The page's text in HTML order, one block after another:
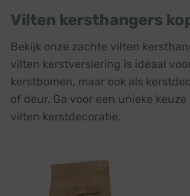
Vilten kersthangers
Bekijk onze zachte vilten
vilten kerstversiering is ideaal
kerstbomen, maar ook als
of deur. Ga voor een unieke
vilten kerstdecoratie.